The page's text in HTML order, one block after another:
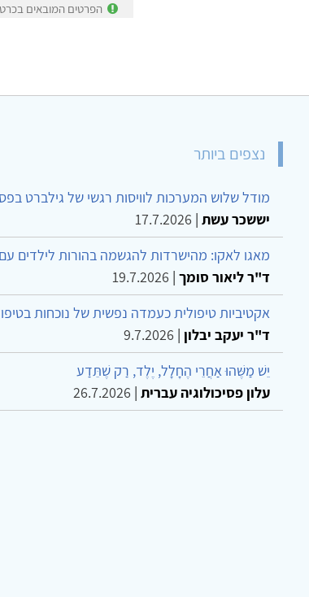
הפרטים המובאים
נצפים ביותר
מודל שלוש המערכות לוויסות רגשי של גילברט
יששכר עשת |
17.7.2026
מאגו לאקו: מהישרדות להגשמה בהורות לילדים
ד"ר ליאור סומך |
19.7.2026
אקטיביות טיפולית כעמדה נפשית של נוכחות
ד"ר יעקב יבלון |
9.7.2026
יֵשׁ מַשֶּׁהוּ אַחֲרֵי הֶחָלָל, יֶלֶד, רַק שֶׁתֵּדַע
עלון פסיכולוגיה עברית |
26.7.2026